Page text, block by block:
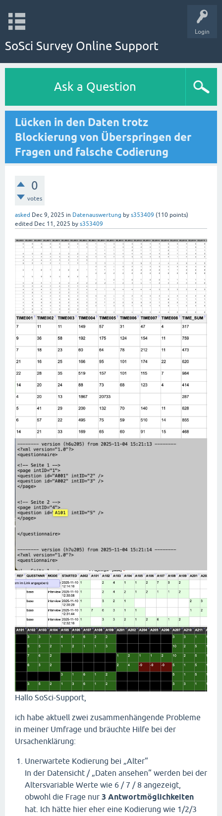
Login
SoSci Survey Online Support
Ask a Question
Lücken in den Daten trotz
Blockierung von Überspringen der
Fragen und falsche Codierung
0
votes
asked Dec 9, 2025 in Datenauswertung by s353409 (110 points)
edited Dec 11, 2025 by s353409
Hallo SoSci-Support,
ich habe aktuell zwei zusammenhängende Probleme
in meiner Umfrage und bräuchte Hilfe bei der
Ursachenklärung:
Unerwartete Kodierung bei „Alter“
In der Datensicht / „Daten ansehen“ werden bei der
Altersvariable Werte wie 6 / 7 / 8 angezeigt,
obwohl die Frage nur 3 Antwortmöglichkeiten
hat. Ich hätte hier eher eine Kodierung wie 1/2/3